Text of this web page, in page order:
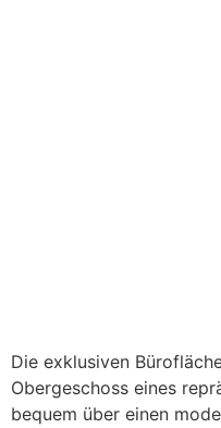
Die exklusiven
Obergeschoss eines
bequem über einen